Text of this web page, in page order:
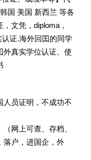
国 美国 新西兰 等各
文凭，diploma，
证.海外回囯的同学
外真实学位认证、使
员证明，不成功不
网上可查、存档、
落户，进国企，外